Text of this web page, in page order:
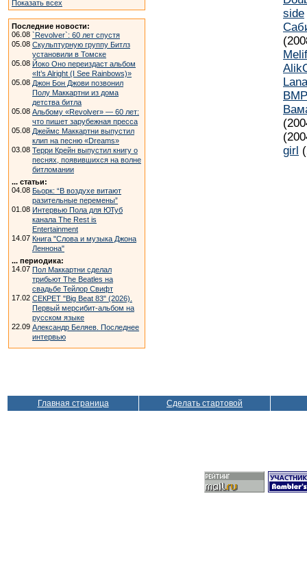
Показать всех
Последние новости:
06.08 `Revolver`: 60 лет спустя
05.08 Скульптурную группу Битлз
установили в Томске
05.08 Йоко Оно переиздаст альбом
«It’s Alright (I See Rainbows)»
05.08 Джон Бон Джови позвонил
Полу Маккартни из дома
детства битла
05.08 Альбому «Revolver» — 60 лет:
что пишет зарубежная пресса
05.08 Джеймс Маккартни выпустил
клип на песню «Dreams»
03.08 Терри Крейн выпустил книгу о
песнях, появившихся на волне
битломании
... статьи:
04.08 Бьорк: “В воздухе витают
разительные перемены”
01.08 Интервью Пола для ЮТуб
канала The Rest is
Entertainment
14.07 Книга "Слова и музыка Джона
Леннона"
... периодика:
14.07 Пол Маккартни сделал
трибьют The Beatles на
свадьбе Тейлор Свифт
17.02 СЕКРЕТ "Big Beat 83" (2026).
Первый мерсибит-альбом на
русском языке
22.09 Александр Беляев. Последнее
интервью
side
girl
Главная страница Сделать стартовой